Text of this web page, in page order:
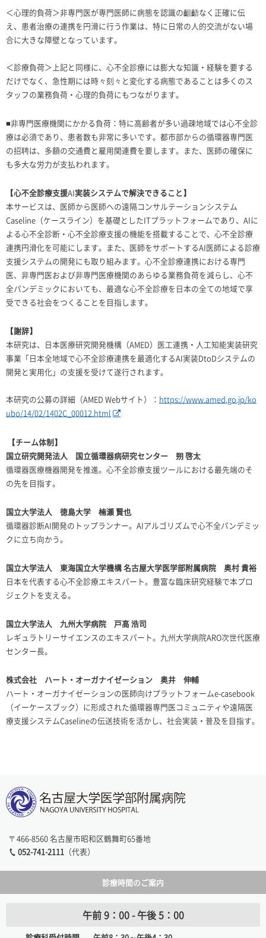
＜心理的負荷＞非専門医が専門医師に病態を認識の齟齬なく正確に伝
え、患者治療の連携を円滑に行う作業は、特に日常の人的交流がない場
合に大きな障壁となっています。
＜診療負荷＞上記と同様に、心不全診療には膨大な知識・経験を要する
だけでなく、急性期には時々刻々と変化する病態であることは多くのス
タッフの業務負荷・心理的負荷にもつながります。
■非専門医療機関にかかる負荷：特に高齢者が多い過疎地域では心不全診
療は必須であり、患者数も非常に多いです。都市部からの循環器専門医
の招聘は、多額の交通費と雇用関連費を要します。また、医師の確保に
も多大な労力が支払われます。
【心不全診療支援AI実装システムで解決できること】
本サービスは、医師から医師への遠隔コンサルテーションシステム
Caseline （ケースライン）を基礎としたITプラットフォームであり、 AIに
よる心不全診断・心不全診療支援の機能を搭載することで、心不全診療
連携円滑化を可能にします。また、医師をサポートするAI医師による診療
支援システムの開発にも取り組みます。心不全診療連携における専門
医、非専門医および非専門医療機関のあらゆる業務負荷を減らし、心不
全パンデミックにおいても、最適な心不全診療を日本の全ての地域で享
受できる社会をつくることを目指します。
【謝辞】
本研究は、日本医療研究開発機構（AMED）医工連携・人工知能実装研究
事業「日本全地域で心不全診療連携を最適化するAI実装DtoDシステムの
開発と実用化」の支援を受けて遂行されます。
本研究の公募の詳細（AMED Webサイト）： https://www.amed.go.jp/ko
ubo/14/02/1402C_00012.html
【チーム体制】
国立研究開発法人 国立循環器病研究センター 朔 啓太
循環器医療機器開発を推進。心不全診療支援ツールにおける最先端のそ
の先を目指す。
国立大学法人 徳島大学 楠瀬 賢也
循環器診断AI開発のトップランナー。 AIアルゴリズムで心不全パンデミッ
クに立ち向かう。
国立大学法人 東海国立大学機構 名古屋大学医学部附属病院 奥村 貴裕
日本を代表する心不全診療エキスパート。豊富な臨床研究経験で本プロ
ジェクトを支える。
国立大学法人 九州大学病院 戸高 浩司
レギュラトリーサイエンスのエキスパート。九州大学病院ARO次世代医療
センター長。
株式会社 ハート・オーガナイゼーション 奥井 伸輔
ハート・オーガナイゼーションの医師向けプラットフォームe-casebook
（イーケースブック）に形成された循環器専門医コミュニティや遠隔医
療支援システムCaselineの伝送技術を活かし、社会実装・普及を目指す。
〒466-8560 名古屋市昭和区鶴舞町65番地
052-741-2111 （代表）
診療時間のご案内
午前 9：00 - 午後 5：00